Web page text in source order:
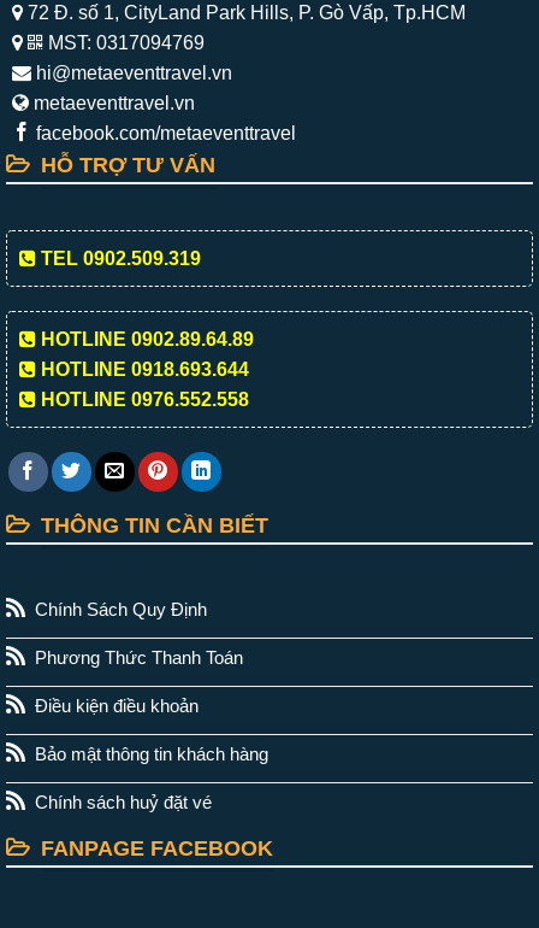
72 Đ. số 1, CityLand Park Hills, P. Gò Vấp, Tp.HCM
MST: 0317094769
hi@metaeventtravel.vn
metaeventtravel.vn
facebook.com/metaeventtravel
HỖ TRỢ TƯ VẤN
TEL 0902.509.319
HOTLINE 0902.89.64.89
HOTLINE 0918.693.644
HOTLINE 0976.552.558
THÔNG TIN CẦN BIẾT
Chính Sách Quy Định
Phương Thức Thanh Toán
Điều kiện điều khoản
Bảo mật thông tin khách hàng
Chính sách huỷ đặt vé
FANPAGE FACEBOOK